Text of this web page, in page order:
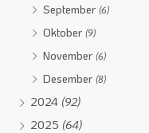
September(6)
Oktober(9)
November(6)
Desember(8)
2024 (92)
2025 (64)